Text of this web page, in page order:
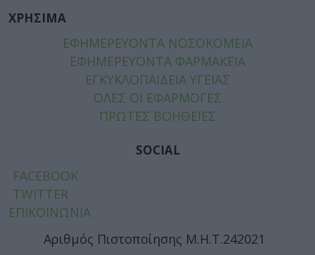
ΧΡΗΣΙΜΑ
ΕΦΗΜΕΡΕΥΟΝΤΑ ΝΟΣΟΚΟΜΕΙΑ
ΕΦΗΜΕΡΕΥΟΝΤΑ ΦΑΡΜΑΚΕΙΑ
ΕΓΚΥΚΛΟΠΑΙΔΕΙΑ ΥΓΕΙΑΣ
ΟΛΕΣ ΟΙ ΕΦΑΡΜΟΓΕΣ
ΠΡΩΤΕΣ ΒΟΗΘΕΙΕΣ
SOCIAL
FACEBOOK
TWITTER
ΕΠΙΚΟΙΝΩΝΙΑ
Αριθμός Πιστοποίησης Μ.Η.Τ.242021